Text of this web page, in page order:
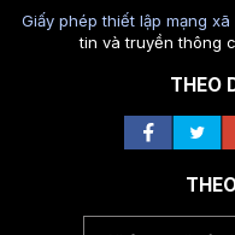
Giấy phép thiết lập mạng
tin và truyền thông
THEO